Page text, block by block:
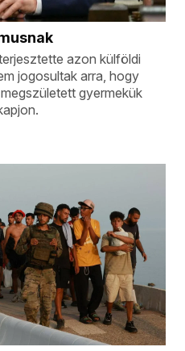
azon külföldi
jogosultak arra, hogy
gyermekük